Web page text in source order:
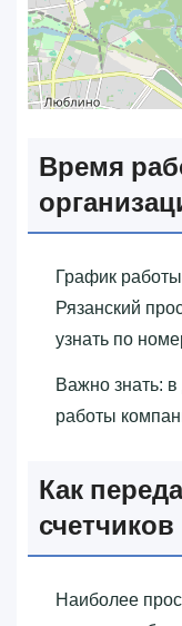
Время
График
Рязанский
узнать по
Важно знать:
работы
Как
счетчиков
Наиболее